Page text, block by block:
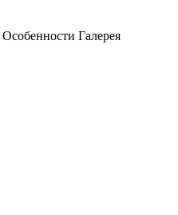
Особенности Галерея